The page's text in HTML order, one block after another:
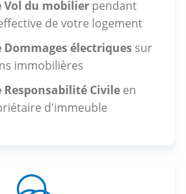
Vol du mobilier pendant
de votre logement
électriquessur
immobilières
Civileen
d'immeuble